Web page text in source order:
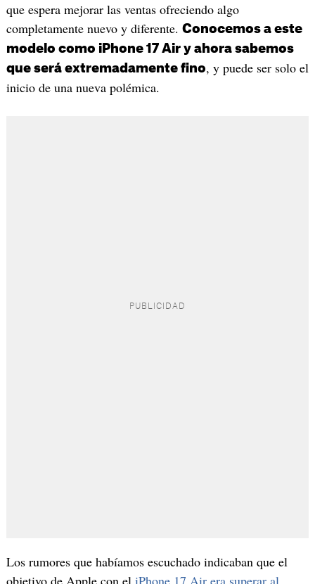
que espera mejorar las ventas ofreciendo algo
completamente nuevo y diferente. Conocemos a este
modelo como iPhone 17 Air y ahora sabemos
que será extremadamente fino, y puede ser solo el
inicio de una nueva polémica.
Los rumores que habíamos escuchado indicaban que el
objetivo de Apple con el iPhone 17 Air era superar al